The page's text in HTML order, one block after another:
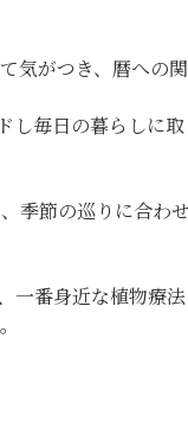
がつき、暦への関
し毎日の暮らしに
季節の巡りに合わ
一番身近な植物療